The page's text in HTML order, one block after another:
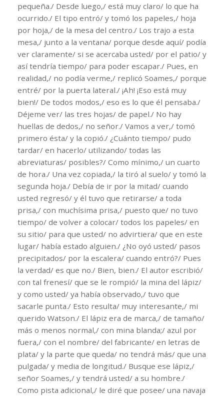
pequeña./ Desde luego,/ está muy claro/ lo que ha
ocurrido./ El tipo entró/ y tomó los papeles,/ hoja
por hoja,/ de la mesa del centro./ Los trajo a esta
mesa,/ junto a la ventana/ porque desde aquí/ podía
ver claramente/ si se acercaba usted/ por el patio/ y
así tendría tiempo/ para poder escapar./ Pues, en
realidad,/ no podía verme,/ replicó Soames,/ porque
entré/ por la puerta lateral./ ¡Ah! ¡Eso está muy
bien!/ De todos modos,/ eso es lo que él pensaba./
Déjeme ver/ las tres hojas/ de papel./ No hay
huellas de dedos,/ no señor./ Vamos a ver,/ tomó
primero ésta/ y la copió./ ¿Cuánto tiempo/ pudo
tardar/ en hacerlo/ utilizando/ todas las
abreviaturas/ posibles?/ Como mínimo,/ un cuarto
de hora./ Una vez copiada,/ la tiró al suelo/ y tomó la
segunda hoja./ Debía de ir por la mitad/ cuando
usted regresó/ y él tuvo que retirarse/ a toda
prisa,/ con muchísima prisa,/ puesto que/ no tuvo
tiempo/ de volver a colocar/ todos los papeles/ en
su sitio/ para que usted/ no advirtiera/ que en este
lugar/ había estado alguien./ ¿No oyó usted/ pasos
precipitados/ por la escalera/ cuando entró?/ Pues
la verdad/ es que no./ Bien, bien./ El autor escribió/
con tal frenesí/ que se le rompió/ la mina del lápiz/
y como usted/ ya había observado,/ tuvo que
sacarle punta./ Esto resulta/ muy interesante,/ mi
querido Watson./ El lápiz era de marca,/ de tamaño/
más o menos normal,/ con mina blanda;/ azul por
fuera,/ con el nombre/ del fabricante/ en letras de
plata/ y la parte que queda/ no tendrá más/ que una
pulgada/ y media de longitud./ Busque ese lápiz,/
señor Soames,/ y tendrá usted/ a su hombre./
Como pista adicional,/ le diré que posee/ una navaja